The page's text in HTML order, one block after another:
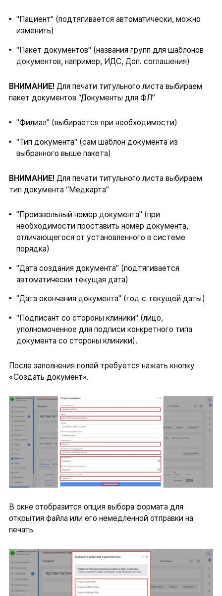
"Пациент" (подтягивается автоматически, можно
изменить)
"Пакет документов" (названия групп для шаблонов
документов, например, ИДС, Доп. соглашения)
ВНИМАНИЕ! Для печати титульного листа выбираем
пакет документов “Документы для ФЛ”
"Филиал" (выбирается при необходимости)
"Тип документа" (сам шаблон документа из
выбранного выше пакета)
ВНИМАНИЕ! Для печати титульного листа выбираем
тип документа “Медкарта”
"Произвольный номер документа" (при
необходимости проставить номер документа,
отличающегося от установленного в системе
порядка)
"Дата создания документа" (подтягивается
автоматически текущая дата)
"Дата окончания документа" (год с текущей даты)
"Подписант со стороны клиники" (лицо,
уполномоченное для подписи конкретного типа
документа со стороны клиники).
После заполнения полей требуется нажать кнопку
«Создать документ».
В окне отобразится опция выбора формата для
открытия файла или его немедленной отправки на
печать